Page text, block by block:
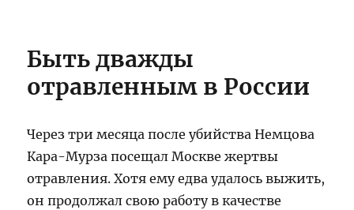
Быть дважды
отравленным в России
Через три месяца после убийства Немцова
Кара-Мурза посещал Москве жертвы
отравления. Хотя ему едва удалось выжить,
он продолжал свою работу в качестве